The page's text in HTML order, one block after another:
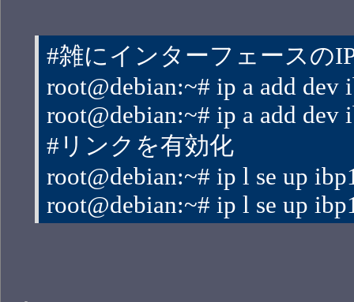
#雑にインターフェースの
root@debian:~# ip a add dev
root@debian:~# ip a add dev
#リンクを有効化
root@debian:~# ip l se up
root@debian:~# ip l se up